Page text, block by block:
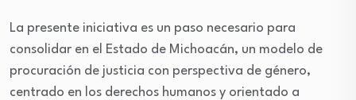
La presente iniciativa es un paso necesario para
consolidar en el Estado de Michoacán, un modelo de
procuración de justicia con perspectiva de género,
centrado en los derechos humanos y orientado a